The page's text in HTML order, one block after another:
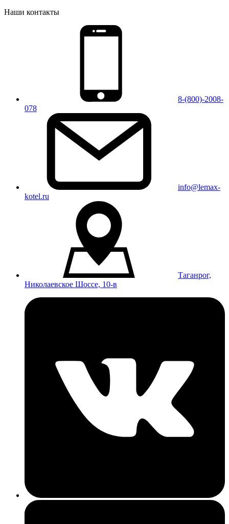
Наши контакты
8-(800)-2008-
078
info@lemax-
kotel.ru
Таганрог,
Николаевское Шоссе, 10-в